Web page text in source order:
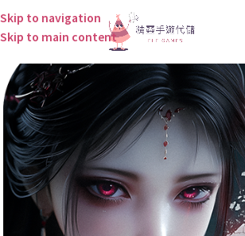
Skip to navigation
Skip to main content